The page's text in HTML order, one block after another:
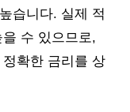
습니다. 실제 적
수 있으므로,
확한 금리를 상